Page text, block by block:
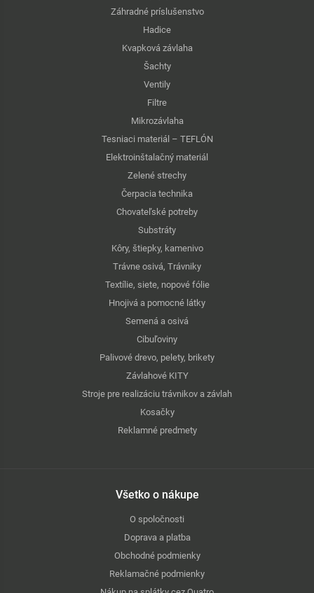
Záhradné príslušenstvo
Hadice
Kvapková závlaha
Šachty
Ventily
Filtre
Mikrozávlaha
Tesniaci materiál – TEFLÓN
Elektroinštalačný materiál
Zelené strechy
Čerpacia technika
Chovateľské potreby
Substráty
Kôry, štiepky, kamenivo
Trávne osivá, Trávniky
Textílie, siete, nopové fólie
Hnojivá a pomocné látky
Semená a osivá
Cibuľoviny
Palivové drevo, pelety, brikety
Závlahové KITY
Stroje pre realizáciu trávnikov a závlah
Kosačky
Reklamné predmety
Všetko o nákupe
O spoločnosti
Doprava a platba
Obchodné podmienky
Reklamačné podmienky